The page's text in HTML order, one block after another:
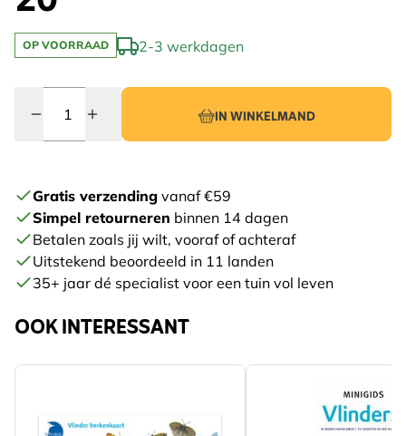
OP VOORRAAD 2-3 werkdagen
IN WINKELMAND
Gratis verzending vanaf €59
Simpel retourneren binnen 14 dagen
Betalen zoals jij wilt, vooraf of achteraf
Uitstekend beoordeeld in 11 landen
35+ jaar dé specialist voor een tuin vol leven
OOK INTERESSANT